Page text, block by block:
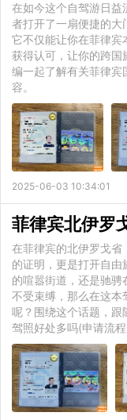
在如今这个自驾游日益
者打开了一扇便捷的大
它不仅能让你在菲律宾
获得认可，让你的跨国
编一起了解有关菲律宾
容。
2025-06-03 10:34:01
在菲律宾的北伊罗戈省
的证明，更是打开自
的喧嚣街道，还是驰骋
不受束缚，那么在这本
呢？围绕这个话题，跟
驾照好处多吗(申请流程